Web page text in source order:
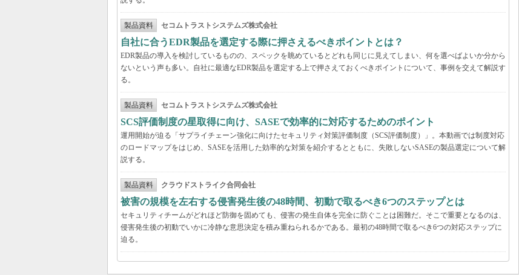
製品資料 セコムトラストシステムズ株式会社
自社に合うEDR製品を選定する際に押さえるべきポイントとは？
EDR製品の導入を検討しているものの、スペックを眺めているとどれも同じに見えてしまい、何を選べばよいか分から
ないという声も多い。自社に最適なEDR製品を選定する上で押さえておくべきポイントについて、事例を交えて解説す
る。
製品資料 セコムトラストシステムズ株式会社
SCS評価制度の星取得に向け、SASEで効率的に対応するためのポイント
運用開始が迫る「サプライチェーン強化に向けたセキュリティ対策評価制度（SCS評価制度）」。本動画では制度対応
のロードマップをはじめ、SASEを活用した効率的な対策を紹介するとともに、失敗しないSASEの製品選定について解
説する。
製品資料 クラウドストライク合同会社
被害の規模を左右する侵害発生後の48時間、初動で取るべき6つのステップとは
セキュリティチームがどれほど防御を固めても、侵害の発生自体を完全に防ぐことは困難だ。そこで重要となるのは、
侵害発生後の初動でいかに冷静な意思決定を積み重ねられるかである。最初の48時間で取るべき6つの対応ステップに
迫る。